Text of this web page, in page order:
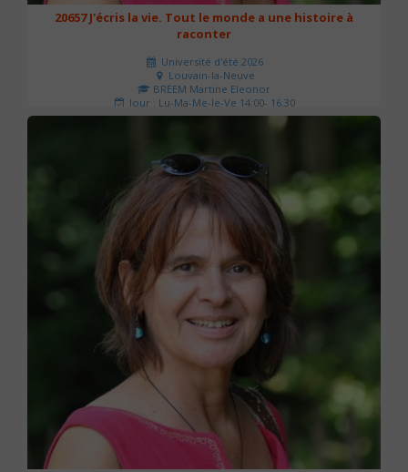
20657 J'écris la vie. Tout le monde a une histoire à
raconter
Université d'été 2026
Louvain-la-Neuve
BREEM Martine Eleonor
Jour : Lu-Ma-Me-Je-Ve 14:00- 16:30
Nombre de séances : 3